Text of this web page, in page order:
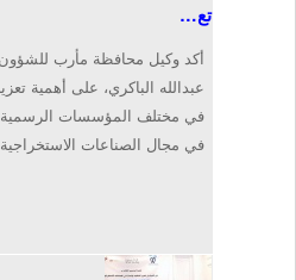
تع…
أكد وكيل محافظة مأرب للشؤون
عبدالله الباكري، على أهمية
في مختلف المؤسسات الرسمية
في مجال الصناعات